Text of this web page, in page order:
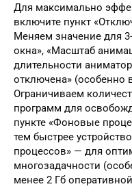
Для максимально
включите пункт
Меняем значение для
окна», «Масштаб
длительности
отключена» (особенно
Ограничиваем
программ для
пункте «Фоновые
тем быстрее
процессов» — для
многозадачности
менее 2 Гб